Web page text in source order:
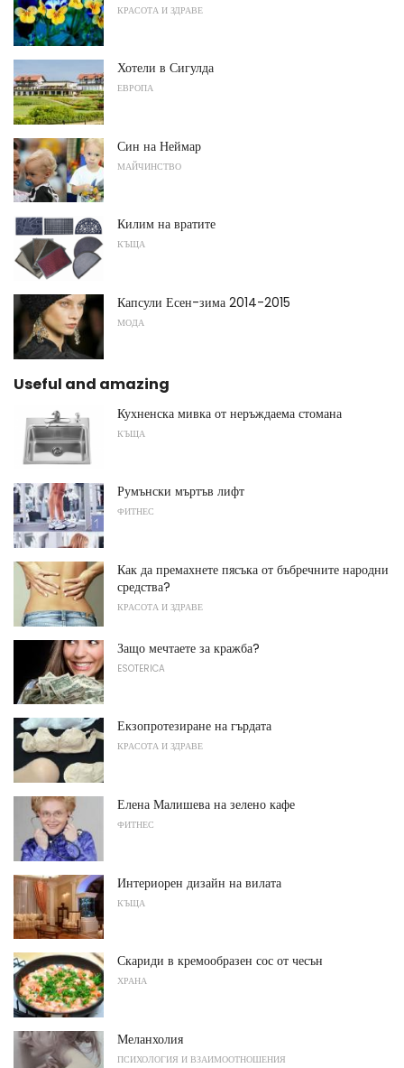
КРАСОТА И ЗДРАВЕ
Хотели в Сигулда
ЕВРОПА
Син на Неймар
МАЙЧИНСТВО
Килим на вратите
КЪЩА
Капсули Есен-зима 2014-2015
МОДА
Useful and amazing
Кухненска мивка от неръждаема стомана
КЪЩА
Румънски мъртъв лифт
ФИТНЕС
Как да премахнете пясъка от бъбречните народни
средства?
КРАСОТА И ЗДРАВЕ
Защо мечтаете за кражба?
ESOTERICA
Екзопротезиране на гърдата
КРАСОТА И ЗДРАВЕ
Елена Малишева на зелено кафе
ФИТНЕС
Интериорен дизайн на вилата
КЪЩА
Скариди в кремообразен сос от чесън
ХРАНА
Меланхолия
ПСИХОЛОГИЯ И ВЗАИМООТНОШЕНИЯ